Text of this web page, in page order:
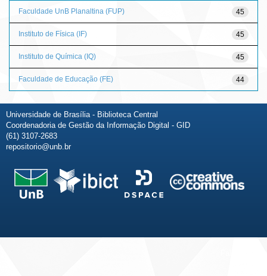
45
Faculdade UnB Planaltina (FUP)
45
Instituto de Física (IF)
45
Instituto de Química (IQ)
44
Faculdade de Educação (FE)
Universidade de Brasília - Biblioteca Central
Coordenadoria de Gestão da Informação Digital - GID
(61) 3107-2683
repositorio@unb.br